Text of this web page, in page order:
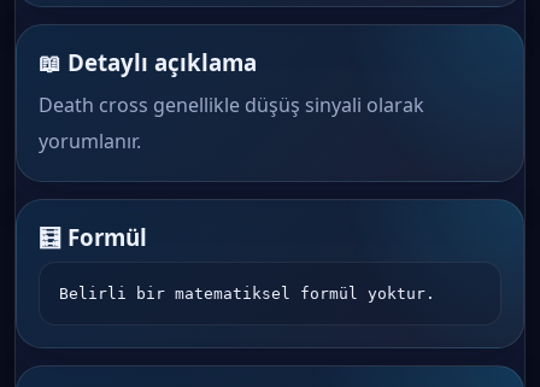
📖 Detaylı açıklama
Death cross genellikle düşüş sinyali olarak
yorumlanır.
🧮 Formül
Belirli bir matematiksel formül yoktur.